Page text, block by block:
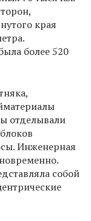
края
более 520
отделывали
Инженерная
собой